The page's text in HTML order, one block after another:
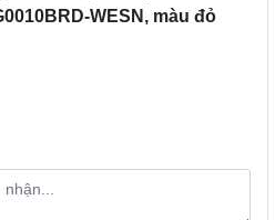
for Western Digital đi
của bạn khỏi mất dữ liệu do
khỏi sự truy cập trái phép ở
phần mềm đi kèm của chúng
WESN, màu đỏ